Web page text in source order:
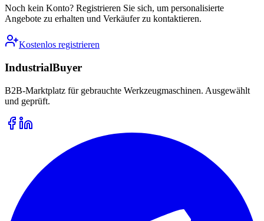
Noch kein Konto? Registrieren Sie sich, um personalisierte
Angebote zu erhalten und Verkäufer zu kontaktieren.
Kostenlos registrieren
IndustrialBuyer
B2B-Marktplatz für gebrauchte Werkzeugmaschinen. Ausgewählt
und geprüft.